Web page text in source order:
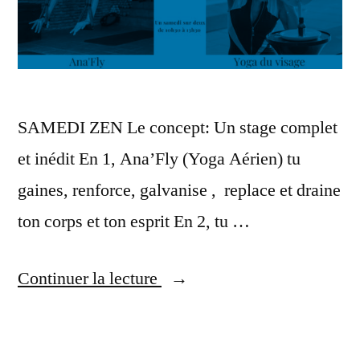
SAMEDI ZEN Le concept: Un stage complet
et inédit En 1, Ana’Fly (Yoga Aérien) tu
gaines, renforce, galvanise , replace et draine
ton corps et ton esprit En 2, tu …
Continuer la lecture
« Les